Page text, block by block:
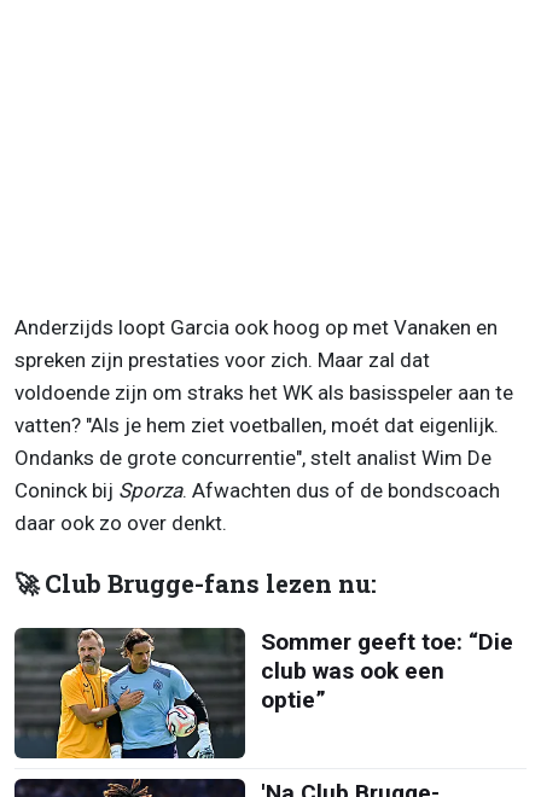
Anderzijds loopt Garcia ook hoog op met Vanaken en
spreken zijn prestaties voor zich. Maar zal dat
voldoende zijn om straks het WK als basisspeler aan te
vatten? "Als je hem ziet voetballen, moét dat eigenlijk.
Ondanks de grote concurrentie", stelt analist Wim De
Coninck bij Sporza. Afwachten dus of de bondscoach
daar ook zo over denkt.
🚀 Club Brugge-fans lezen nu:
Sommer geeft toe: “Die
club was ook een
optie”